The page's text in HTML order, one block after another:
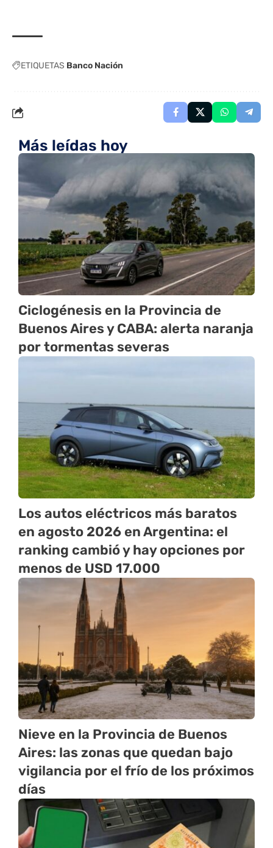
ETIQUETAS Banco Nación
Más leídas hoy
Ciclogénesis en la Provincia de
Buenos Aires y CABA: alerta naranja
por tormentas severas
Los autos eléctricos más baratos
en agosto 2026 en Argentina: el
ranking cambió y hay opciones por
menos de USD 17.000
Nieve en la Provincia de Buenos
Aires: las zonas que quedan bajo
vigilancia por el frío de los próximos
días